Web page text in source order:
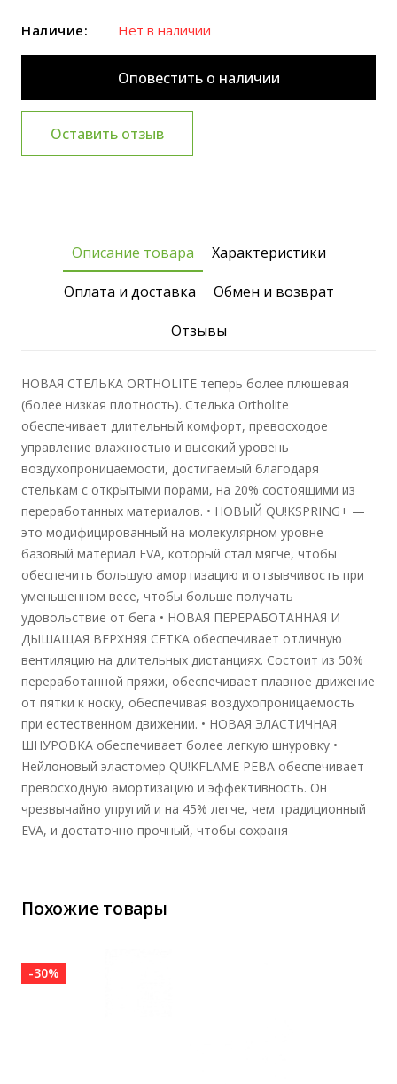
Наличие: Нет в наличии
Оповестить о наличии
Оставить отзыв
Описание товара
Характеристики
Оплата и доставка
Обмен и возврат
Отзывы
НОВАЯ СТЕЛЬКА ORTHOLITE теперь более плюшевая
(более низкая плотность). Стелька Ortholite
обеспечивает длительный комфорт, превосходое
управление влажностью и высокий уровень
воздухопроницаемости, достигаемый благодаря
стелькам с открытыми порами, на 20% состоящими из
переработанных материалов. • НОВЫЙ QU!KSPRING+ —
это модифицированный на молекулярном уровне
базовый материал EVA, который стал мягче, чтобы
обеспечить большую амортизацию и отзывчивость при
уменьшенном весе, чтобы больше получать
удовольствие от бега • НОВАЯ ПЕРЕРАБОТАННАЯ И
ДЫШАЩАЯ ВЕРХНЯЯ CЕТКА обеспечивает отличную
вентиляцию на длительных дистанциях. Состоит из 50%
переработанной пряжи, обеспечивает плавное движение
от пятки к носку, обеспечивая воздухопроницаемость
при естественном движении. • НОВАЯ ЭЛАСТИЧНАЯ
ШНУРОВКА обеспечивает более легкую шнуровку •
Нейлоновый эластомер QU!KFLAME PEBA обеспечивает
превосходную амортизацию и эффективность. Он
чрезвычайно упругий и на 45% легче, чем традиционный
EVA, и достаточно прочный, чтобы сохраня
Похожие товары
-30%